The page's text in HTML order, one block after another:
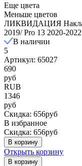
Еще цвета
Меньше цветов
ЛИКВИДАЦИЯ
2019/ Pro 13 2020-
В наличии
5
Артикул: 65027
690
руб
RUB
1346
руб
Скидка: 656руб
В избранное
Скидка: 656руб
В корзину
Открыть корзину
В корзину